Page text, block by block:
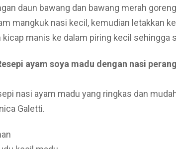
daun bawang dan bawang merah
mangkuk nasi kecil, kemudian letakkan
kicap manis ke dalam piring kecil
ayam soya madu dengan nasi
nasi ayam madu yang ringkas dan
Galetti.